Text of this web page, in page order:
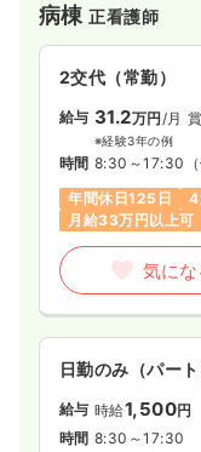
病棟正看護師
2交代（常勤）
給与 31.2万円 /月
※経験3年の例
時間 8:30～17:30
年間休日125日
4
月給33万円以上可
気にな
日勤のみ（パート
給与 時給1,500円
時間 8:30～17:30